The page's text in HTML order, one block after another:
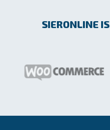
SIERONLINE IS